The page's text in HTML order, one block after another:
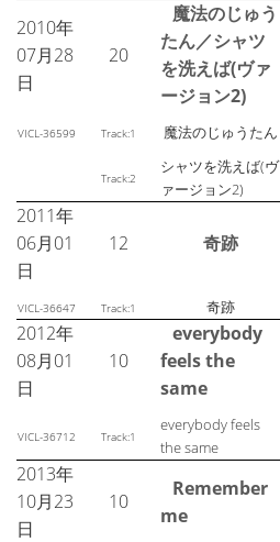
2010年
07月28
日
20
魔法のじゅう
たん／シャツ
を洗えば(ヴァ
ージョン2)
VICL-36599 Track:1 魔法のじゅうたん
Track:2
シャツを洗えば(ヴ
ァージョン2)
2011年
06月01
日
12 奇跡
VICL-36647 Track:1 奇跡
2012年
08月01
日
10
everybody
feels the
same
VICL-36712 Track:1
everybody feels
the same
2013年
10月23
日
10
Remember
me